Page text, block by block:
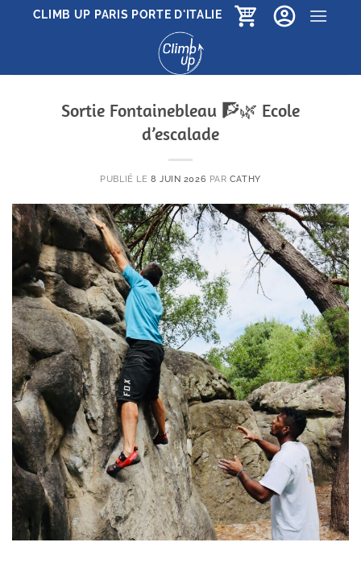
PasserCLIMB UP PARIS PORTE D'ITALIE
Sortie Fontainebleau 🧗🌿 Ecole
d’escalade
PUBLIÉ LE 8 JUIN 2026 PAR CATHY